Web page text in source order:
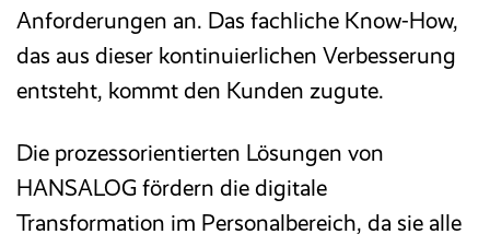
Anforderungen an. Das fachliche Know-How,
das aus dieser kontinuierlichen Verbesserung
entsteht, kommt den Kunden zugute.
Die prozessorientierten Lösungen von
HANSALOG fördern die digitale
Transformation im Personalbereich, da sie alle